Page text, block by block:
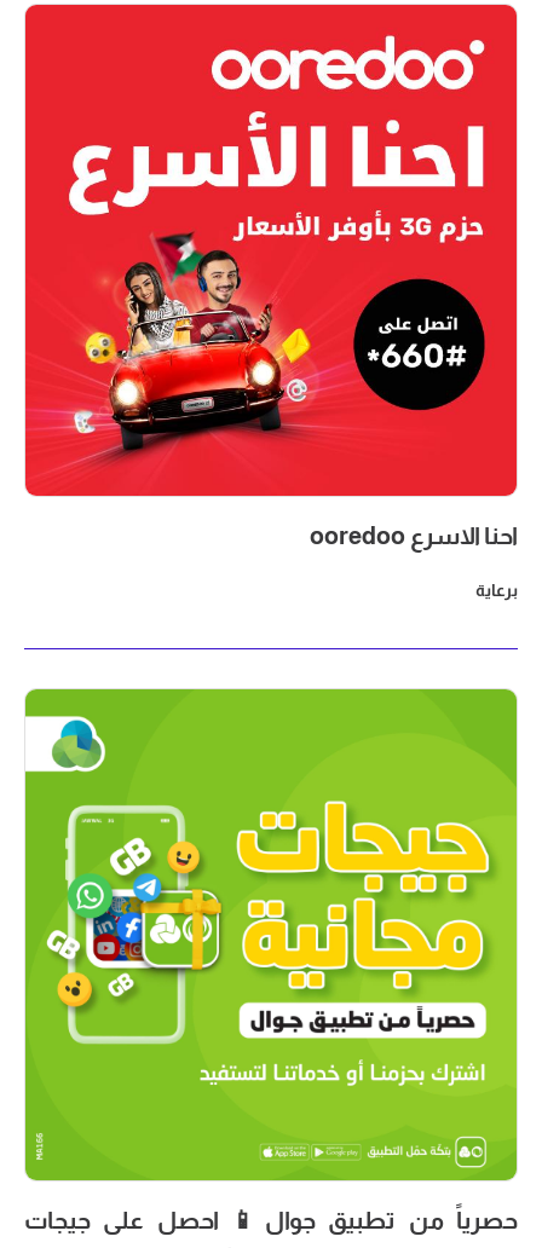
احنا الاسرع ooredoo
برعاية
حصرياً من تطبيق جوال📱 احصل على جيجات